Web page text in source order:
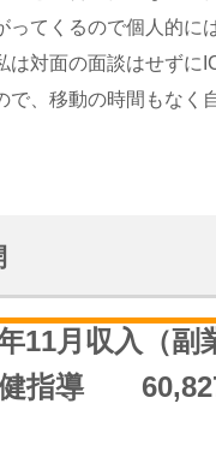
ってくるので個人的に
は対面の面談はせずに
で、移動の時間もなく
11月収入（副
健指導